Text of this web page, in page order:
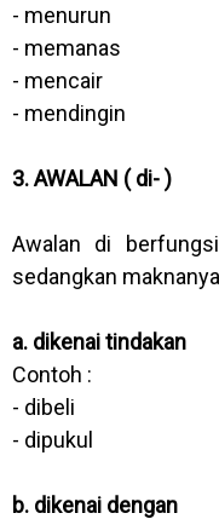
- menurun
- memanas
- mencair
- mendingin
3. AWALAN ( di- )
Awalan di
sedangkan
a. dikenai tindakan
Contoh :
- dibeli
- dipukul
b. dikenai dengan